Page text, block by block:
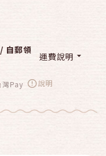
自郵領
運費說明
灣Pay 說明